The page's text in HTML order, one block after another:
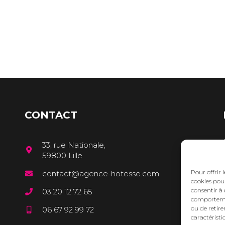
Pour offrir
cookies
consentir à
ou de
CONTACT
33, rue Nationale,
59800 Lille
contact@agence-hotesse.com
03 20 12 72 65
06 67 92 99 72